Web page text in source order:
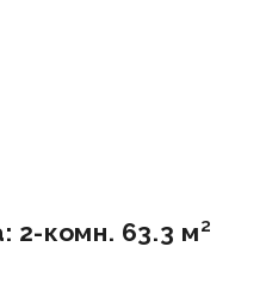
2-комн. 63.3 м²